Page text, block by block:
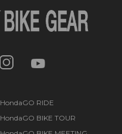
HondaGO RIDE
HondaGO BIKE TOUR